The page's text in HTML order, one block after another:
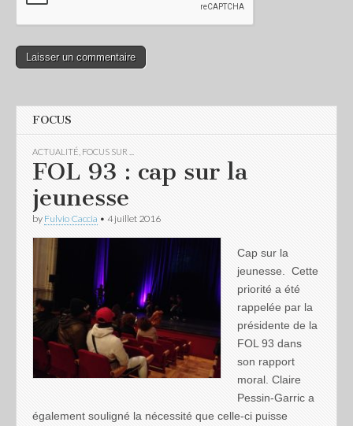
FOCUS
ACTUALITÉ FOCUS SUR ...
FOL 93 : cap sur la
jeunesse
by Fulvio Caccia • 4 juillet 2016
Cap sur la
jeunesse. Cette
priorité a été
rappelée par la
présidente de la
FOL 93 dans
son rapport
moral. Claire
Pessin-Garric a
également souligné la nécessité que celle-ci puisse